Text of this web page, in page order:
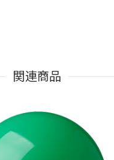
関連商品